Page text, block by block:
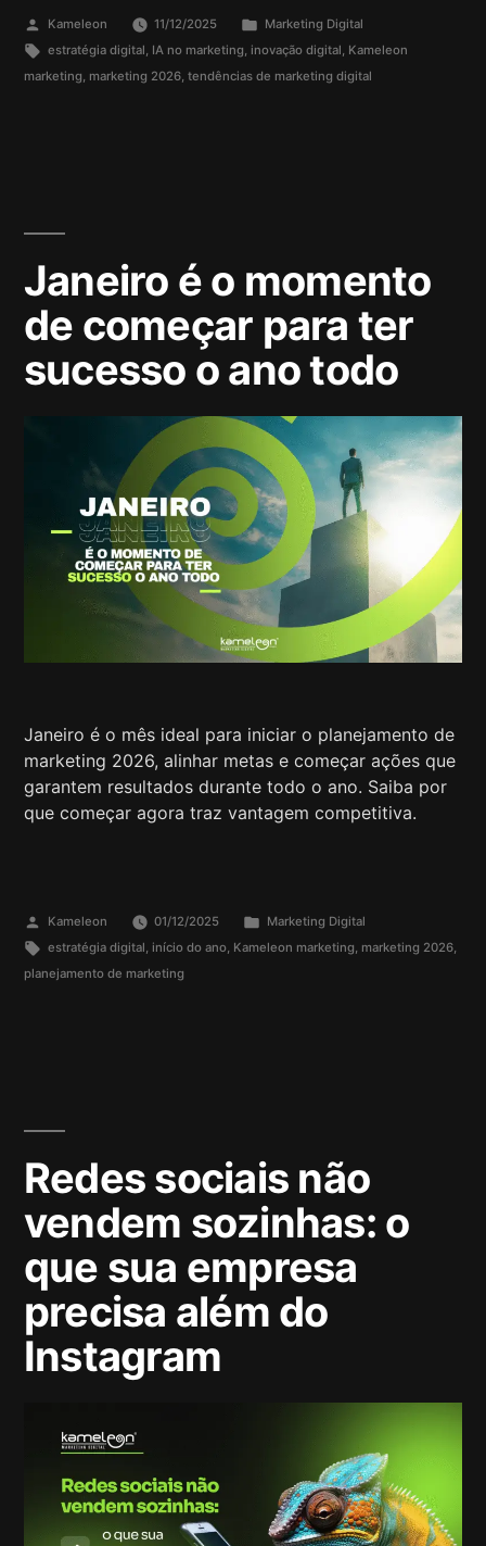
Kameleon 11/12/2025
Marketing Digital
estratégia digital, IA no marketing, inovação digital, Kameleon
marketing, marketing 2026, tendências de marketing digital
Janeiro é o momento
de começar para ter
sucesso o ano todo
Janeiro é o mês ideal para iniciar o planejamento de
marketing 2026, alinhar metas e começar ações que
garantem resultados durante todo o ano. Saiba por
que começar agora traz vantagem competitiva.
Kameleon 01/12/2025
Marketing Digital
estratégia digital, início do ano, Kameleon marketing, marketing 2026,
planejamento de marketing
Redes sociais não
vendem sozinhas: o
que sua empresa
precisa além do
Instagram